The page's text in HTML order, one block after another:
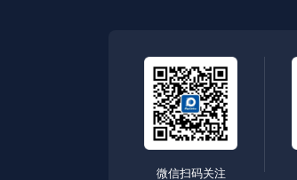
微信扫码关注